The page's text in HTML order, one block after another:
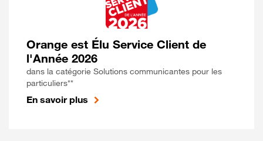
Orange est Élu Service Client de
l'Année 2026
dans la catégorie Solutions communicantes pour les
particuliers**
En savoir plus